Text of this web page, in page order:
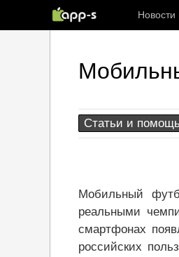
Новости
Статьи и помощь
Мобильный
реальными
смартфонах
российских